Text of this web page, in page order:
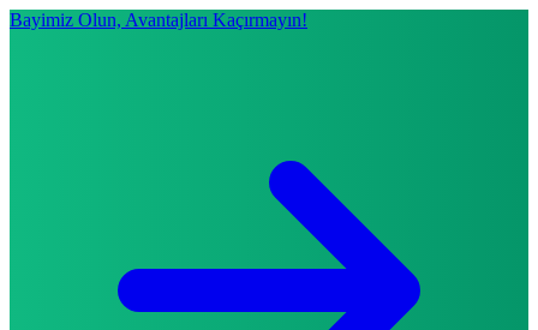
Bayimiz Olun, Avantajları Kaçırmayın!